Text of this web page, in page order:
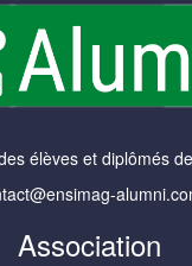
élèves et diplômés
Association